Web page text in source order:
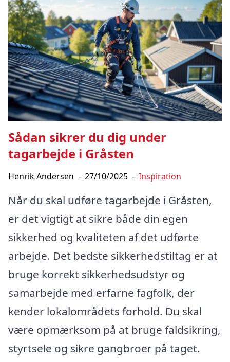
Sådan sikrer du dig under
tagarbejde i Gråsten
Henrik Andersen - 27/10/2025 - Inspiration
Når du skal udføre tagarbejde i Gråsten,
er det vigtigt at sikre både din egen
sikkerhed og kvaliteten af det udførte
arbejde. Det bedste sikkerhedstiltag er at
bruge korrekt sikkerhedsudstyr og
samarbejde med erfarne fagfolk, der
kender lokalområdets forhold. Du skal
være opmærksom på at bruge faldsikring,
styrtsele og sikre gangbroer på taget.